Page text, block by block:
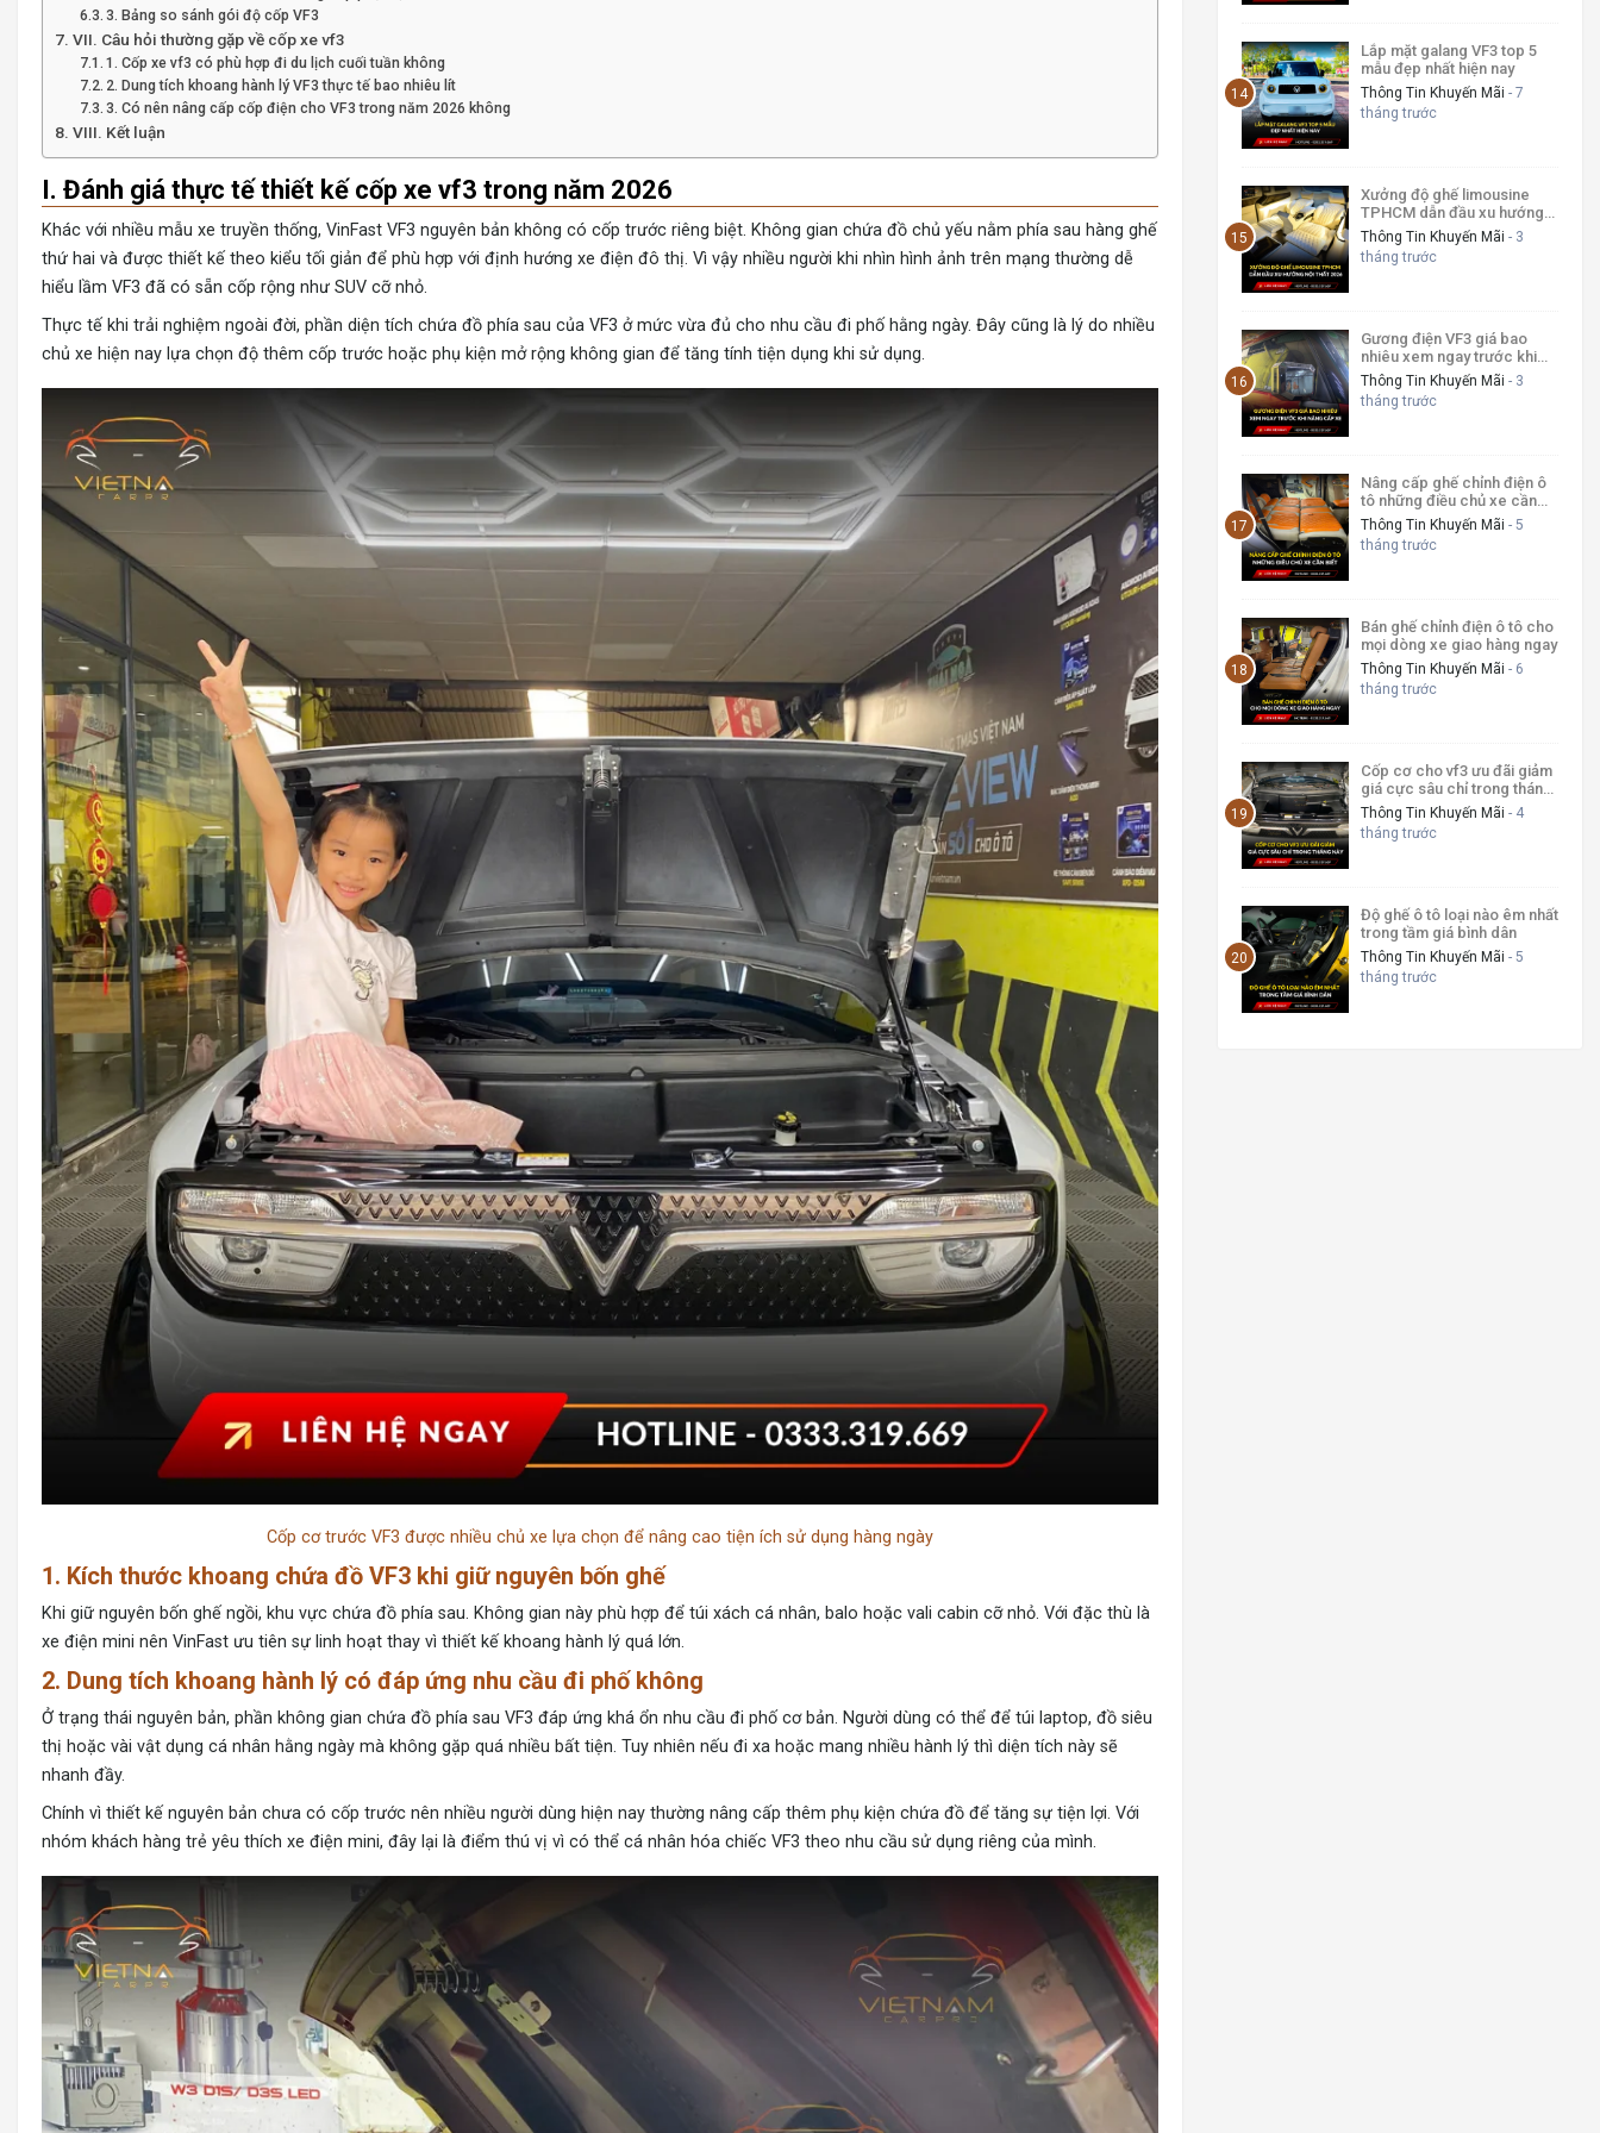
3. Bảng so sánh gói độ cốp VF3
VII. Câu hỏi thường gặp về cốp xe vf3
1. Cốp xe vf3 có phù hợp đi du lịch cuối tuần không
2. Dung tích khoang hành lý VF3 thực tế bao nhiêu lít
3. Có nên nâng cấp cốp điện cho VF3 trong năm 2026 không
VIII. Kết luận
I. Đánh giá thực tế thiết kế cốp xe vf3 trong năm 2026
Khác với nhiều mẫu xe truyền thống, VinFast VF3 nguyên bản không có cốp trước riêng biệt. Không gian chứa đồ chủ yếu nằm phía sau hàng ghế
thứ hai và được thiết kế theo kiểu tối giản để phù hợp với định hướng xe điện đô thị. Vì vậy nhiều người khi nhìn hình ảnh trên mạng thường dễ
hiểu lầm VF3 đã có sẵn cốp rộng như SUV cỡ nhỏ.
Thực tế khi trải nghiệm ngoài đời, phần diện tích chứa đồ phía sau của VF3 ở mức vừa đủ cho nhu cầu đi phố hằng ngày. Đây cũng là lý do nhiều
chủ xe hiện nay lựa chọn độ thêm cốp trước hoặc phụ kiện mở rộng không gian để tăng tính tiện dụng khi sử dụng.
Cốp cơ trước VF3 được nhiều chủ xe lựa chọn để nâng cao tiện ích sử dụng hàng ngày
1. Kích thước khoang chứa đồ VF3 khi giữ nguyên bốn ghế
Khi giữ nguyên bốn ghế ngồi, khu vực chứa đồ phía sau. Không gian này phù hợp để túi xách cá nhân, balo hoặc vali cabin cỡ nhỏ. Với đặc thù là
xe điện mini nên VinFast ưu tiên sự linh hoạt thay vì thiết kế khoang hành lý quá lớn.
2. Dung tích khoang hành lý có đáp ứng nhu cầu đi phố không
Ở trạng thái nguyên bản, phần không gian chứa đồ phía sau VF3 đáp ứng khá ổn nhu cầu đi phố cơ bản. Người dùng có thể để túi laptop, đồ siêu
thị hoặc vài vật dụng cá nhân hằng ngày mà không gặp quá nhiều bất tiện. Tuy nhiên nếu đi xa hoặc mang nhiều hành lý thì diện tích này sẽ
nhanh đầy.
Chính vì thiết kế nguyên bản chưa có cốp trước nên nhiều người dùng hiện nay thường nâng cấp thêm phụ kiện chứa đồ để tăng sự tiện lợi. Với
nhóm khách hàng trẻ yêu thích xe điện mini, đây lại là điểm thú vị vì có thể cá nhân hóa chiếc VF3 theo nhu cầu sử dụng riêng của mình.
Lắp mặt galang VF3 top 5
mẫu đẹp nhất hiện nay
Thông Tin Khuyến Mãi - 7
tháng trước
Xưởng độ ghế limousine
TPHCM dẫn đầu xu hướng
nội thất 2026
Thông Tin Khuyến Mãi - 3
tháng trước
Gương điện VF3 giá bao
nhiêu xem ngay trước khi
nâng cấp xe 2026
Thông Tin Khuyến Mãi - 3
tháng trước
Nâng cấp ghế chỉnh điện ô
tô những điều chủ xe cần
biết
Thông Tin Khuyến Mãi - 5
tháng trước
Bán ghế chỉnh điện ô tô cho
mọi dòng xe giao hàng ngay
Thông Tin Khuyến Mãi - 6
tháng trước
Cốp cơ cho vf3 ưu đãi giảm
giá cực sâu chỉ trong tháng
này
Thông Tin Khuyến Mãi - 4
tháng trước
Độ ghế ô tô loại nào êm nhất
trong tầm giá bình dân
Thông Tin Khuyến Mãi - 5
tháng trước